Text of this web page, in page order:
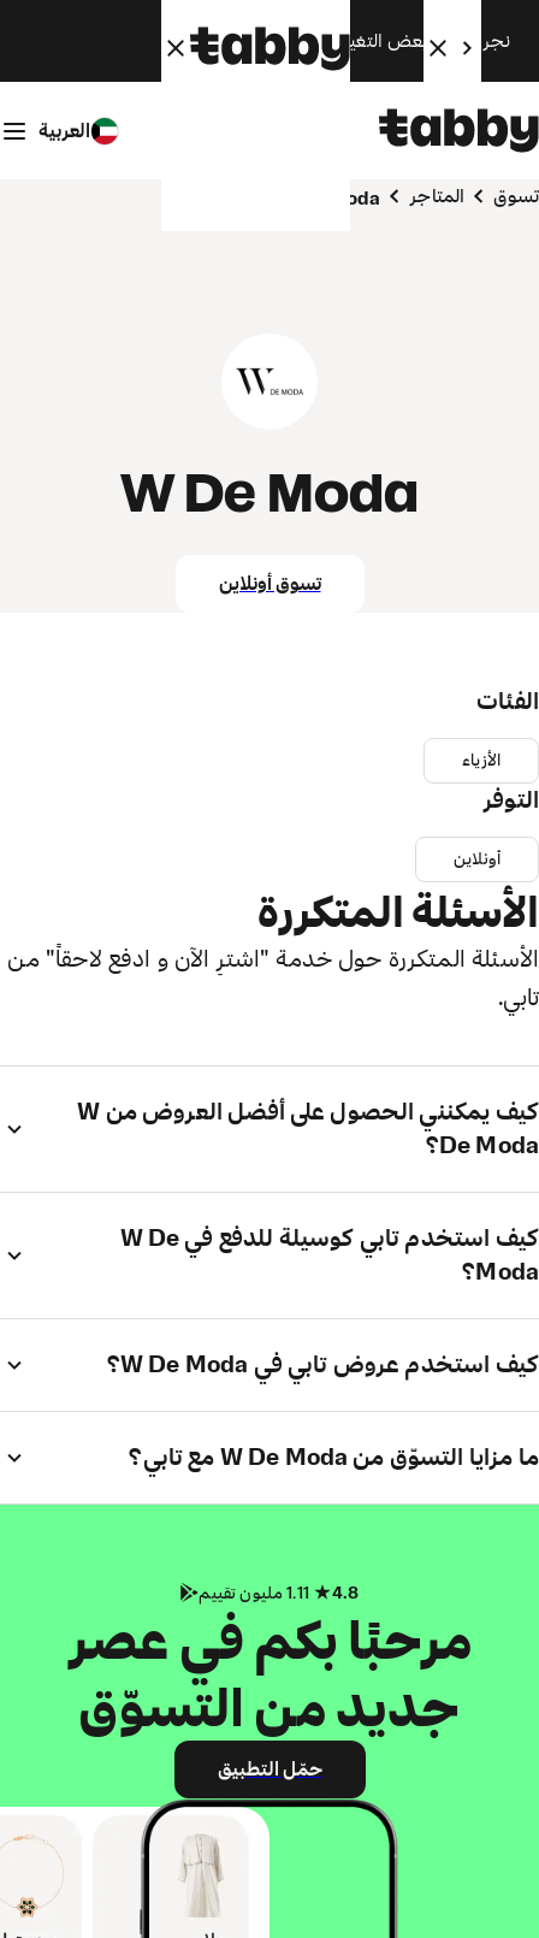
نجري الآن بعض التغييرات. سنعود قريبًا.
العربية
تسوق المتاجر W De Moda
W De Moda
تسوق أونلاين
الفئات
الأزياء
التوفر
أونلاين
الأسئلة المتكررة
الأسئلة المتكررة حول خدمة "اشترِ الآن و ادفع لاحقاً" من
تابي.
كيف يمكنني الحصول على أفضل العروض من W
De Moda؟
كيف استخدم تابي كوسيلة للدفع في W De
Moda؟
كيف استخدم عروض تابي في W De Moda؟
ما مزايا التسوّق من W De Moda مع تابي؟
4.8
مرحبًا بكم في عصر
جديد من التسوّق
حمّل التطبيق